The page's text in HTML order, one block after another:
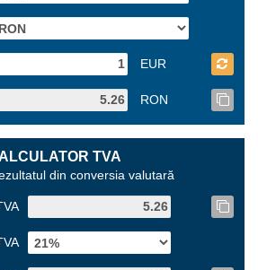
EUR
RON
TVA
din conversia valutară